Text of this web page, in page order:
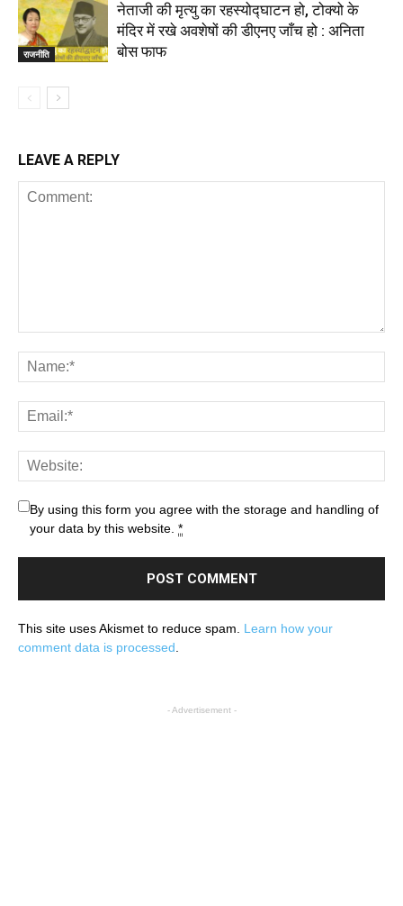
राजनीति
नेताजी की मृत्यु का रहस्योद्घाटन हो, टोक्यो के
मंदिर में रखे अवशेषों की डीएनए जाँच हो : अनिता
बोस फाफ
LEAVE A REPLY
By using this form you agree with the storage and handling of
your data by this website. *
This site uses Akismet to reduce spam. Learn how your
comment data is processed.
- Advertisement -